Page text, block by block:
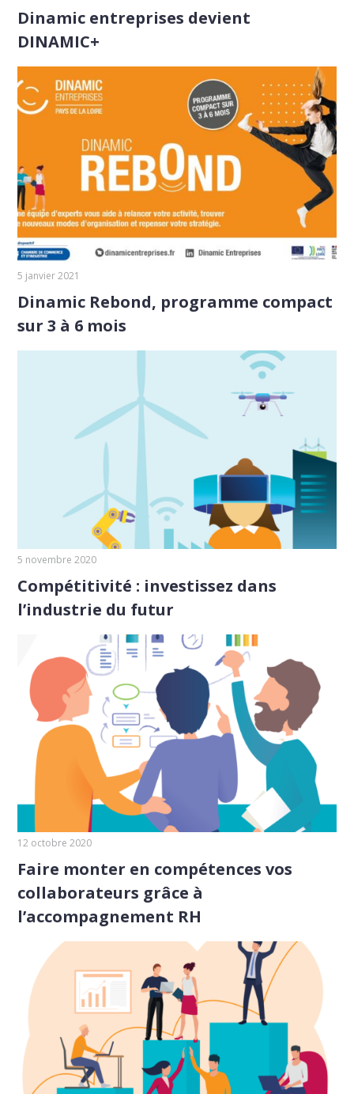
Dinamic entreprises devient
DINAMIC+
5 janvier 2021
Dinamic Rebond, programme compact
sur 3 à 6 mois
5 novembre 2020
Compétitivité : investissez dans
l’industrie du futur
12 octobre 2020
Faire monter en compétences vos
collaborateurs grâce à
l’accompagnement RH